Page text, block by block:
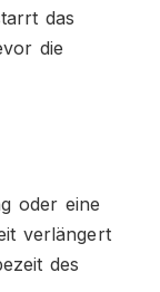
das
die
oder eine
verlängert
des